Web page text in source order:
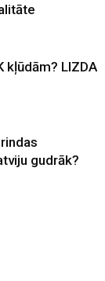
kļūdām? LIZDA
gudrāk?